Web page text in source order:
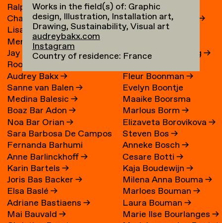
Ralph Bakker→
Charlie Bakker→
Lisa Bakker→
Merel Bakker→
Jay Bakker→
Roos Bakker
Audrey Bakx→
Sanne van Balen→
Medina Balesic→
Boaz Bar Adon→
Noa Bar Orian→
Sara Barbosa De Campos
→
Fernanda Barhumi
Martínez
Anne Barlinckhoff→
Karin Bartels→
Joris Bas Backer→
Elsa Baslé→
Adriane Bastiaens→
Mai Bauvald→
René Boessen
Marguerite Bones
→
Wieke Bonnier
Claire van der Boog→
Fleur Boonman→
Evelyn Boontje
Maaike Boorsma
Marlous Borm→
Elizaveta Borovikova→
Steven Bos→
Anneke Bosch→
Cesare Botti→
Kaja Boudewijn→
Milena Anna Bouma→
Marloes Bouman→
Laura Bouman→
Marie Ilse Bourlanges→
Works in the field(s) of: Graphic
design, Illustration, Installation art,
Drawing, Sustainability, Visual art
audreybakx.com
Instagram
Country of residence: France